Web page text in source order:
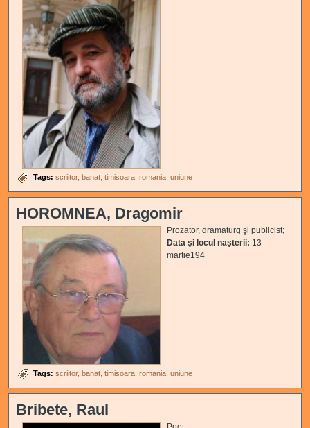
Tags:scriitor banat timisoara romania uniune
HOROMNEA, Dragomir
Prozator, dramaturg şi publicist;
Data şi locul naşterii: 13
martie194
Tags:scriitor banat timisoara romania uniune
Bribete, Raul